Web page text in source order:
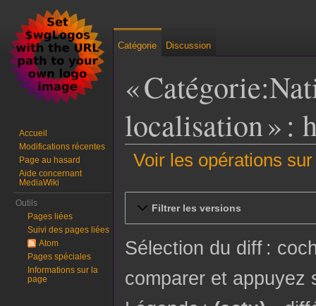
«
localisation » :
Voir les opérations
Aller à :navigation,rechercher
Filtrer les versions
Sélection du diff :
comparer et appuyez
Catégorie Discussion
Accueil
Modifications récentes
Page au hasard
Aide concernant
MediaWiki
Outils
Pages liées
Suivi des pages liées
Atom
Pages spéciales
Informations sur la
page